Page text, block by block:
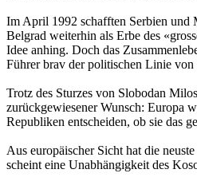
Im April 1992 schafften Serbien und
Belgrad weiterhin als Erbe des
Idee anhing. Doch das
Führer brav der politischen Linie
Trotz des Sturzes von Slobodan
zurückgewiesener Wunsch: Europa
Republiken entscheiden, ob sie das
Aus europäischer Sicht hat die
scheint eine Unabhängigkeit des